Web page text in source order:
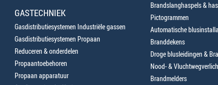
GASTECHNIEK
Gasdistributiesystemen Industriële gassen
Gasdistributiesystemen Propaan
Reduceren & onderdelen
Propaantoebehoren
Propaan apparatuur
Brandslanghaspels &
Pictogrammen
Automatische
Branddekens
Droge blusleidingen &
Nood- &
Brandmelders